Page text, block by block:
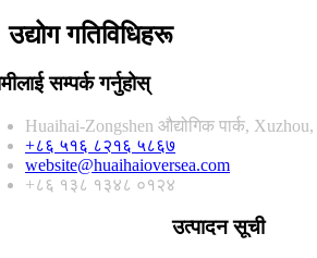
उद्योग गतिविधिहरू
सम्पर्क गर्नुहोस्
Huaihai-Zongshen औद्योगिक पार्क, Xuzhou,
+८६ ५१६ ८२१६ ५८६७
website@huaihaioversea.com
+८६ १३८ १३४८ ०१२४
उत्पादन सूची